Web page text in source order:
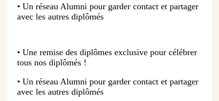
• Un réseau Alumni pour garder contact et partager
avec les autres diplômés
• Une remise des diplômes exclusive pour célébrer
tous nos diplômés !
• Un réseau Alumni pour garder contact et partager
avec les autres diplômés